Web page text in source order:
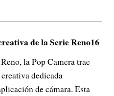
de la Serie Reno16
la Pop Camera trae
dedicada
de cámara. Esta